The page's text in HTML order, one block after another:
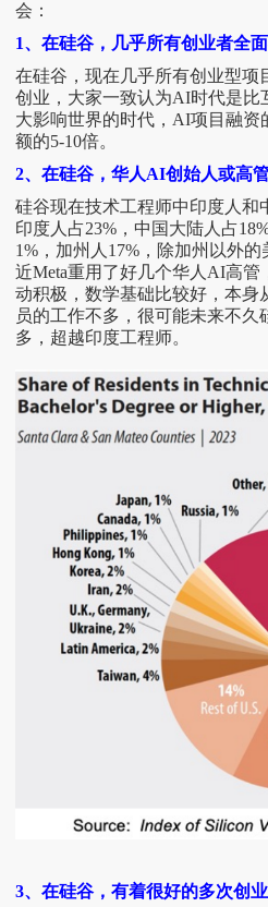
会：
1、在硅谷，几乎所有创业者全
在硅谷，现在几乎所有创业型项
创业，大家一致认为AI时代是比
大影响世界的时代，AI项目融
额的5-10倍。
2、在硅谷，华人AI创始人或高
硅谷现在技术工程师中印度人和
印度人占23%，中国大陆人占
1%，加州人17%，除加州以外的
近Meta重用了好几个华人AI高
动积极，数学基础比较好，本
员的工作不多，很可能未来不久
多，超越印度工程师。
3、在硅谷，有着很好的多次创